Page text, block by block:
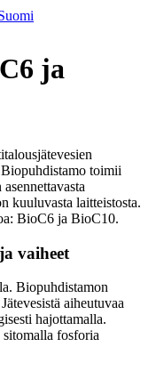
ja
toimii
kuuluvasta laitteistosta.
BioC6 ja BioC10.
vaiheet
Biopuhdistamon
aiheutuvaa
hajottamalla.
sitomalla fosforia